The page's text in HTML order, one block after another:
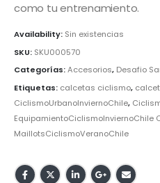
como tu entrenamiento.
Availability: Sin existencias
SKU: SKU000570
Categorías:Accesorios, Desafio
Etiquetas: calcetas ciclismo,
CiclismoUrbanoInviernoChile,
EquipamientoCiclismoInviernoChile
MaillotsCiclismoVeranoChile